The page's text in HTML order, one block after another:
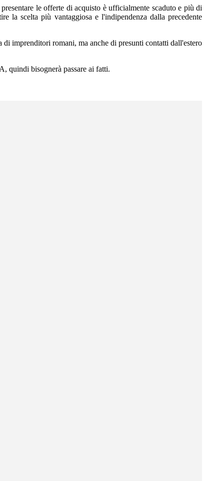
le offerte di acquisto è ufficialmente scaduto e più di
la scelta più vantaggiosa e l'indipendenza dalla precedente
imprenditori romani, ma anche di presunti contatti dall'estero
quindi bisognerà passare ai fatti.